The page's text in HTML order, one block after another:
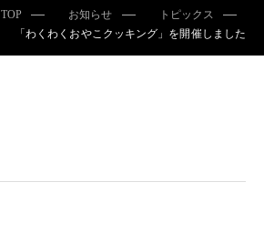
TOP お知らせ
トピックス
「わくわくおやこクッキング」を開催しました